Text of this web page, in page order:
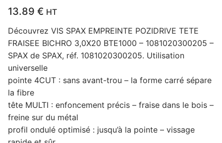
13.89 € HT
Découvrez VIS SPAX EMPREINTE POZIDRIVE TETE
FRAISEE BICHRO 3,0X20 BTE1000 – 1081020300205 –
SPAX de SPAX, réf. 1081020300205. Utilisation
universelle
pointe 4CUT : sans avant-trou – la forme carré sépare
la fibre
tête MULTI : enfoncement précis – fraise dans le bois –
freine sur du métal
profil ondulé optimisé : jusqu’à la pointe – vissage